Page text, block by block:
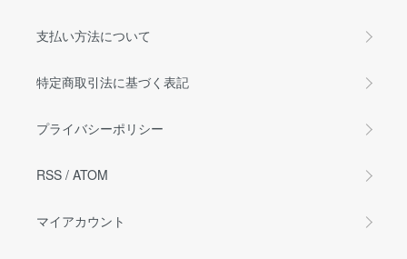
支払い方法について
特定商取引法に基づく表記
プライバシーポリシー
RSS / ATOM
マイアカウント